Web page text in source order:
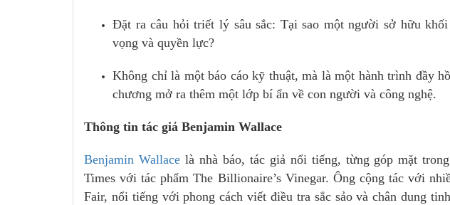
Đặt ra câu hỏi triết lý sâu sắc: Tại sao một người sở hữu
vọng và quyền lực?
Không chỉ là một báo cáo kỹ thuật, mà là một hành trình đầy
chương mở ra thêm một lớp bí ẩn về con người và công nghệ.
Thông tin tác giả Benjamin Wallace
Benjamin Wallacelà nhà báo, tác giả nổi tiếng, từng góp mặt
Times với tác phẩm The Billionaire’s Vinegar. Ông cộng tác với
Fair, nổi tiếng với phong cách viết điều tra sắc sảo và chân dung